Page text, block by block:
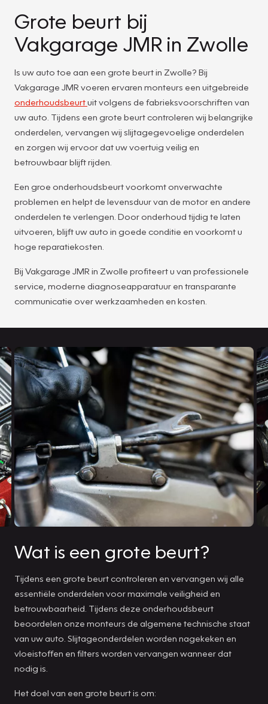
Grote beurt bij
Vakgarage JMR in Zwolle
Is uw auto toe aan een grote beurt in Zwolle? Bij
Vakgarage JMR voeren ervaren monteurs een uitgebreide
onderhoudsbeurtuit volgens de fabrieksvoorschriften van
uw auto. Tijdens een grote beurt controleren wij belangrijke
onderdelen, vervangen wij slijtagegevoelige onderdelen
en zorgen wij ervoor dat uw voertuig veilig en
betrouwbaar blijft rijden.
Een groe onderhoudsbeurt voorkomt onverwachte
problemen en helpt de levensduur van de motor en andere
onderdelen te verlengen. Door onderhoud tijdig te laten
uitvoeren, blijft uw auto in goede conditie en voorkomt u
hoge reparatiekosten.
Bij Vakgarage JMR in Zwolle profiteert u van professionele
service, moderne diagnoseapparatuur en transparante
communicatie over werkzaamheden en kosten.
Wat is een grote beurt?
Tijdens een grote beurt controleren en vervangen wij alle
essentiële onderdelen voor maximale veiligheid en
betrouwbaarheid. Tijdens deze onderhoudsbeurt
beoordelen onze monteurs de algemene technische staat
van uw auto. Slijtageonderdelen worden nagekeken en
vloeistoffen en filters worden vervangen wanneer dat
nodig is.
Het doel van een grote beurt is om: